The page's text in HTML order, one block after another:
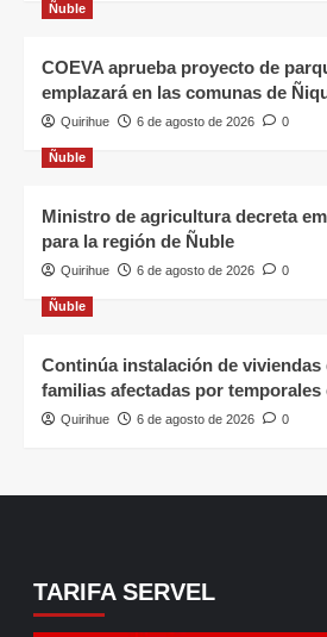
Ñuble
COEVA aprueba proyecto de
emplazará en las comunas de
Quirihue 6 de agosto de 2026 0
Ñuble
Ministro de agricultura decreta
para la región de Ñuble
Quirihue 6 de agosto de 2026 0
Ñuble
Continúa instalación de viviendas
familias afectadas por temporales
Quirihue 6 de agosto de 2026 0
TARIFA SERVEL